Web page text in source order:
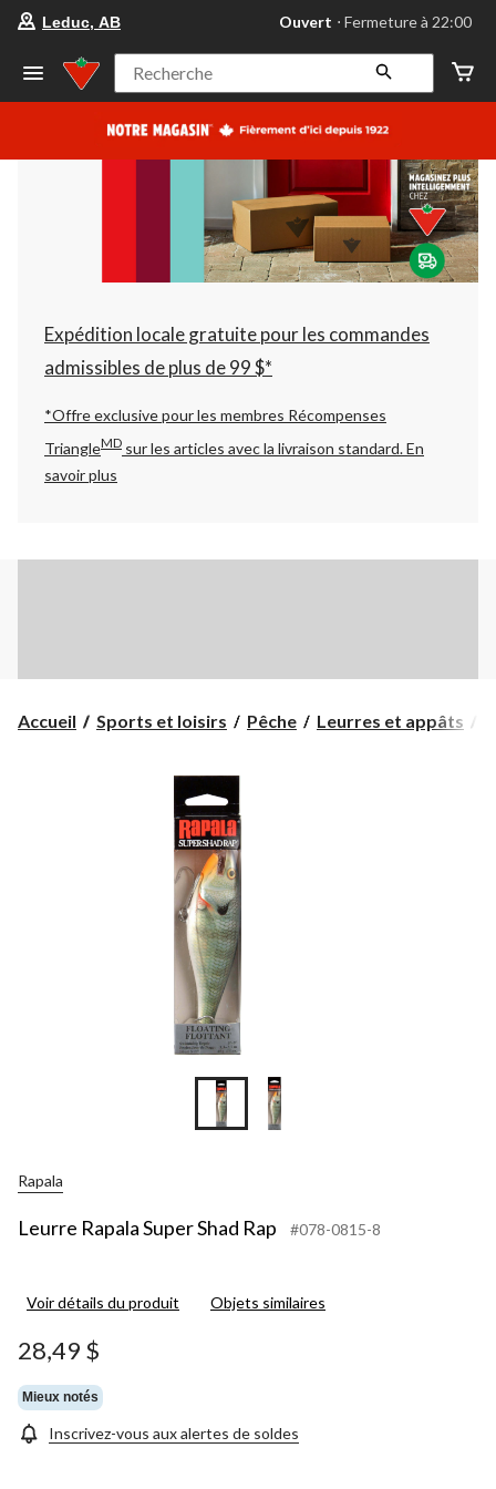
votre
préféré
Leduc,
AB,
courament
Fermeture
à
22:00
cliquer
pour
changer
Leduc, AB Ouvert ⋅ Fermeture à 22:00
Recherche
Expédition locale gratuite pour les commandes
admissibles de plus de 99 $*
*Offre exclusive pour les membres Récompenses
TriangleMD sur les articles avec la livraison standard.En
savoir plus
Accueil Sports et loisirs Pêche Leurres et appâts
Rapala
Leurre Rapala Super Shad Rap #078-0815-8
Voir détails du produit Objets similaires
28,49 $
Mieux notés
Inscrivez-vous aux alertes de soldes